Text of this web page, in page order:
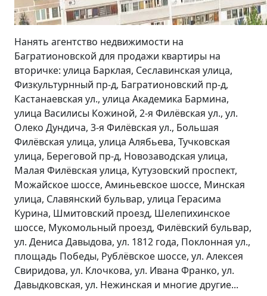
Нанять агентство недвижимости на
Багратионовской для продажи квартиры на
вторичке: улица Барклая, Сеславинская улица,
Физкультурнный пр-д, Багратионовский пр-д,
Кастанаевская ул., улица Академика Бармина,
улица Василисы Кожиной, 2-я Филёвская ул., ул.
Олеко Дундича, 3-я Филёвская ул., Большая
Филёвская улица, улица Алябьева, Тучковская
улица, Береговой пр-д, Новозаводская улица,
Малая Филёвская улица, Кутузовский проспект,
Можайское шоссе, Аминьевское шоссе, Минская
улица, Славянский бульвар, улица Герасима
Курина, Шмитовский проезд, Шелепихинское
шоссе, Мукомольный проезд, Филёвский бульвар,
ул. Дениса Давыдова, ул. 1812 года, Поклонная ул.,
площадь Победы, Рублёвское шоссе, ул. Алексея
Свиридова, ул. Клочкова, ул. Ивана Франко, ул.
Давыдковская, ул. Нежинская и многие другие...